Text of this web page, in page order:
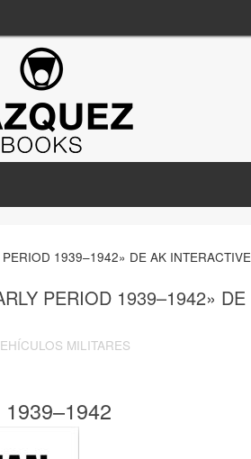
1939–1942» DE AK INTERACTIVE
PERIOD 1939–1942» DE
MILITARES